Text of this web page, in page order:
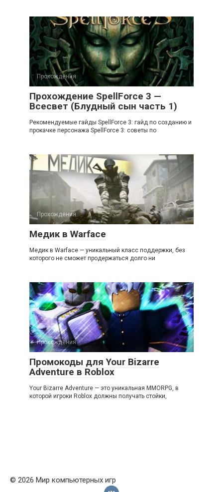
Прохождения
Прохождение SpellForce 3 —
Всесвет (Блудный сын часть 1)
Рекомендуемые гайды SpellForce 3: гайд по созданию и
прокачке персонажа SpellForce 3: советы по
Прохождения
Медик в Warface
Медик в Warface — уникальный класс поддержки, без
которого не сможет продержаться долго ни
Прохождения
Промокоды для Your Bizarre
Adventure в Roblox
Your Bizarre Adventure — это уникальная MMORPG, в
которой игроки Roblox должны получать стойки,
© 2026 Мир компьютерных игр